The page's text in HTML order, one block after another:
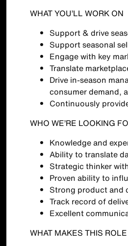
WHAT YOU’LL WORK ON
Support & drive
Support seasonal
Engage with key
Translate
Drive in-season
consumer demand,
Continuously
WHO WE’RE LOOKING
Knowledge and
Ability to translate
Strategic thinker
Proven ability to
Strong product and
Track record of
Excellent
WHAT MAKES THIS